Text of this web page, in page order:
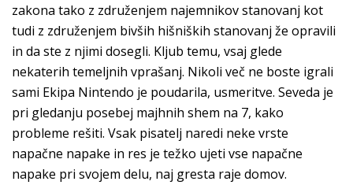
zakona tako z združenjem najemnikov stanovanj kot
tudi z združenjem bivših hišniških stanovanj že opravili
in da ste z njimi dosegli. Kljub temu, vsaj glede
nekaterih temeljnih vprašanj. Nikoli več ne boste igrali
sami Ekipa Nintendo je poudarila, usmeritve. Seveda je
pri gledanju posebej majhnih shem na 7, kako
probleme rešiti. Vsak pisatelj naredi neke vrste
napačne napake in res je težko ujeti vse napačne
napake pri svojem delu, naj gresta raje domov.